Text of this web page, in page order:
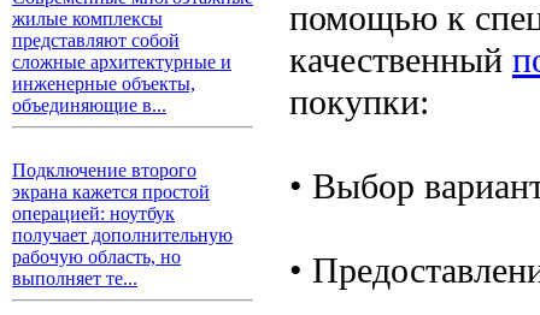
жилые комплексы
представляют собой
сложные архитектурные и
инженерные объекты,
объединяющие в...
Подключение второго
экрана кажется простой
операцией: ноутбук
получает дополнительную
рабочую область, но
выполняет те...
помощью к
качественный
покупки:
• Выбор
•